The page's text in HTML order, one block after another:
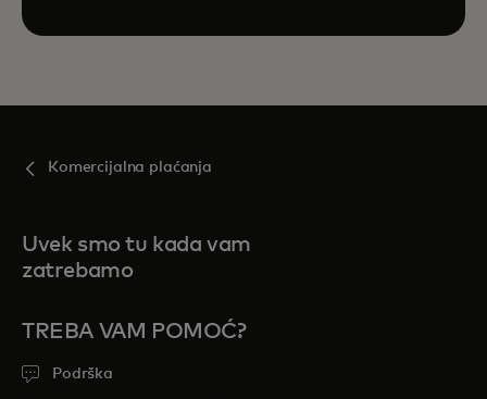
Komercijalna plaćanja
Uvek smo tu kada vam
zatrebamo
TREBA VAM POMOĆ?
Podrška